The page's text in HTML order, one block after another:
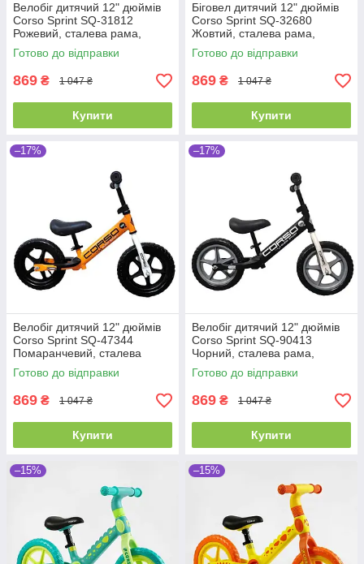
Велобіг дитячий 12" дюймів
Corso Sprint SQ-31812
Рожевий, сталева рама,
колеса EVA (піна), підставка
для ніжок, біговел
Готово до відправки
869 ₴ 1 047 ₴
Купити
Біговел дитячий 12" дюймів
Corso Sprint SQ-32680
Жовтий, сталева рама,
колеса EVA (піна), підставка
для ніжок, велобіг
Готово до відправки
869 ₴ 1 047 ₴
Купити
–17%
Велобіг дитячий 12" дюймів
Corso Sprint SQ-47344
Помаранчевий, сталева
рама, колеса EVA (піна),
підставка для ніжок, біговел
Готово до відправки
869 ₴ 1 047 ₴
Купити
–17%
Велобіг дитячий 12" дюймів
Corso Sprint SQ-90413
Чорний, сталева рама,
колеса EVA (піна), підставка
для ніжок, біговел
Готово до відправки
869 ₴ 1 047 ₴
Купити
–15% –15%